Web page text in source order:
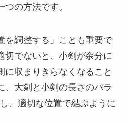
の方法です。
を調整する」ことも重要で
切でないと、小剣が余分に
に収まりきらなくなること
、大剣と小剣の長さのバラ
、適切な位置で結ぶように